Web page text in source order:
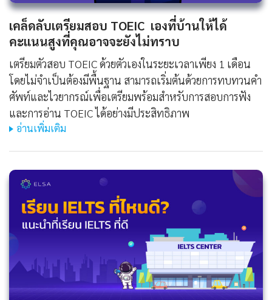
เคล็ดลับเตรียมสอบ TOEIC เองที่บ้านให้ได้
คะแนนสูงที่คุณอาจจะยังไม่ทราบ
เตรียมตัวสอบ TOEIC ด้วยตัวเองในระยะเวลาเพียง 1 เดือน
โดยไม่จำเป็นต้องมีพื้นฐาน สามารถเริ่มต้นด้วยการทบทวนคำ
ศัพท์และไวยากรณ์เพื่อเตรียมพร้อมสำหรับการสอบการฟัง
และการอ่าน TOEIC ได้อย่างมีประสิทธิภาพ
อ่านเพิ่มเติม